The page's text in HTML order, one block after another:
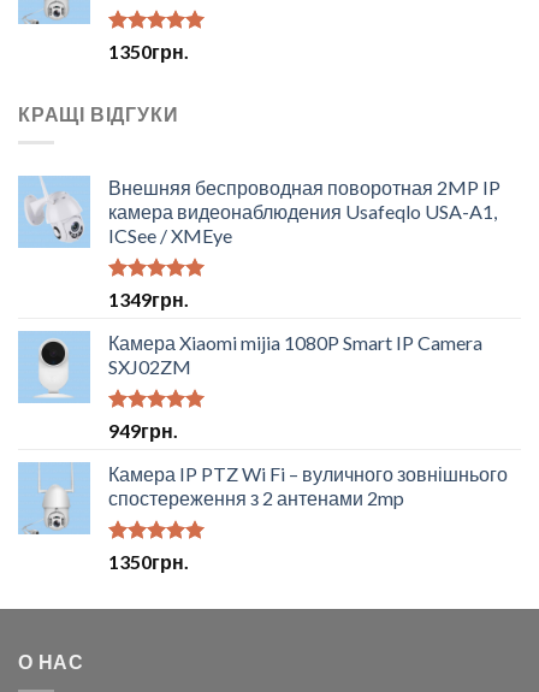
Оцінено в
з 5
1350грн.
КРАЩІ ВІДГУКИ
Внешняя беспроводная поворотная 2MP IP
камера видеонаблюдения Usafeqlo USA-A1,
ICSee / XMEye
Оцінено в
з 5
1349грн.
Камера Xiaomi mijia 1080P Smart IP Camera
SXJ02ZM
Оцінено в
з 5
949грн.
Камера IP PTZ Wi Fi – вуличного зовнішнього
спостереження з 2 антенами 2mp
Оцінено в
з 5
1350грн.
О НАС